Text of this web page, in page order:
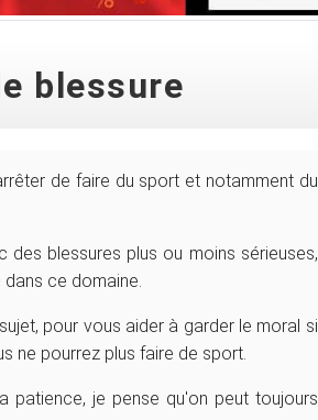
blessure
de faire du sport et notamment du
des blessures plus ou moins sérieuses,
ce domaine.
pour vous aider à garder le moral si
ne pourrez plus faire de sport.
patience, je pense qu'on peut toujours